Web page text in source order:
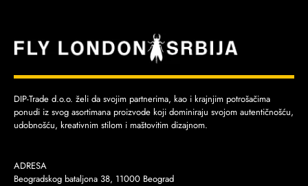
DIP-Trade d.o.o. želi da svojim partnerima, kao i krajnjim potrošačima
ponudi iz svog asortimana proizvode koji dominiraju svojom autentičnošću,
udobnošću, kreativnim stilom i maštovitim dizajnom.
ADRESA
Beogradskog bataljona 38, 11000 Beograd